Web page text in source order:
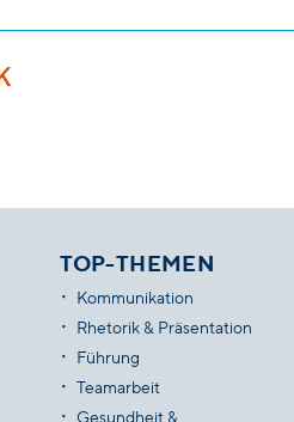
TOP-THEMEN
Kommunikation
Rhetorik & Präsentation
Führung
Teamarbeit
Gesundheit &